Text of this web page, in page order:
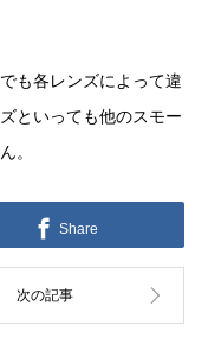
も各レンズによって違
といっても他のスモー
。
Share